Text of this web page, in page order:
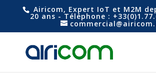
Airicom, Expert IoT et M2M
20 ans - Téléphone :